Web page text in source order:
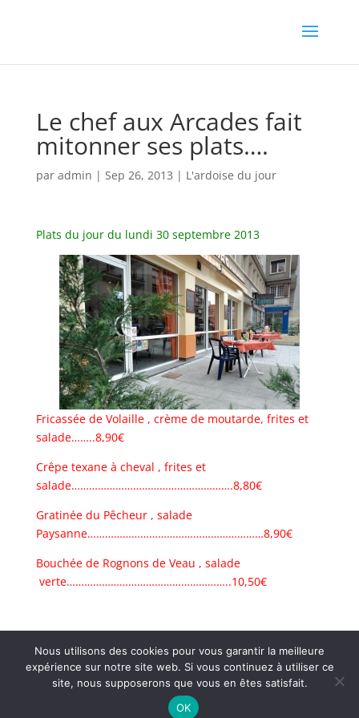
Le chef aux Arcades fait
mitonner ses plats….
par admin | Sep 26, 2013 | L'ardoise du jour
Plats du jour du lundi 30 septembre 2013
Fricassée de Volaille , crème de moutarde, frites et
salade……..8,90€
Crêpe texane à cheval , frites et
salade……………………………………………….8,80€
Gratinée du Pêcheur , salade
Paysanne……………………………………………………8,90€
Bouchée de Rognons de Veau , salade
verte………………………………………………..10,50€
Restaurant Brasserie Les Arcades, 38000 Grenoble -
@ Textes et Photos Thierry et Frédéric Bayle - 2026
Nous utilisons des cookies pour vous garantir la meilleure
expérience sur notre site web. Si vous continuez à utiliser ce
site, nous supposerons que vous en êtes satisfait.
OK